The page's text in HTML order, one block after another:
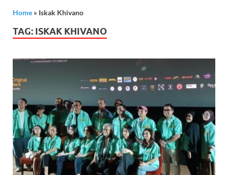
Home » Iskak Khivano
TAG: ISKAK KHIVANO